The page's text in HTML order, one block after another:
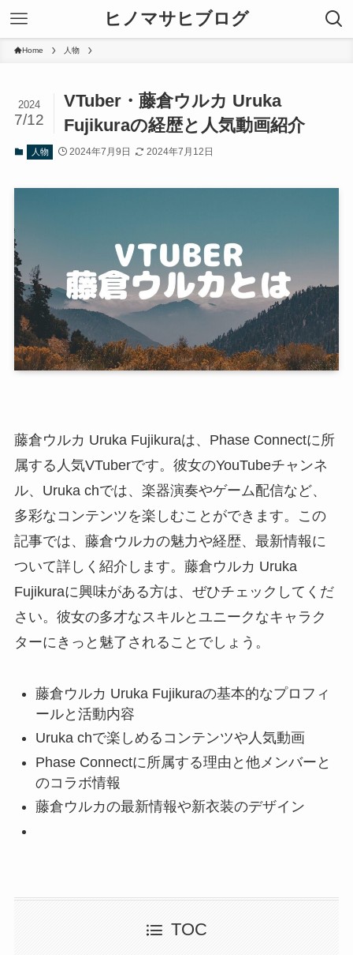
ヒノマサヒブログ
Home 人物
VTuber・藤倉ウルカ Uruka
Fujikuraの経歴と人気動画紹介
2024
7/12
人物 2024年7月9日 2024年7月12日
藤倉ウルカ Uruka Fujikuraは、Phase Connectに所
属する人気VTuberです。彼女のYouTubeチャンネ
ル、Uruka chでは、楽器演奏やゲーム配信など、
多彩なコンテンツを楽しむことができます。この
記事では、藤倉ウルカの魅力や経歴、最新情報に
ついて詳しく紹介します。藤倉ウルカ Uruka
Fujikuraに興味がある方は、ぜひチェックしてくだ
さい。彼女の多才なスキルとユニークなキャラク
ターにきっと魅了されることでしょう。
藤倉ウルカ Uruka Fujikuraの基本的なプロフィ
ールと活動内容
Uruka chで楽しめるコンテンツや人気動画
Phase Connectに所属する理由と他メンバーと
のコラボ情報
藤倉ウルカの最新情報や新衣装のデザイン
TOC